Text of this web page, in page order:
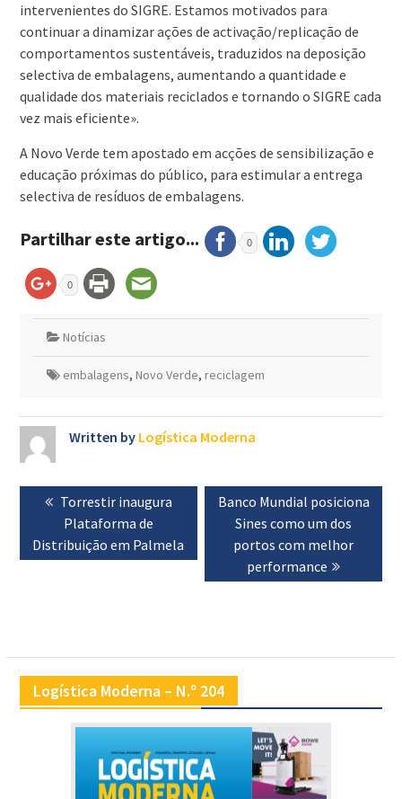
intervenientes do SIGRE. Estamos motivados para
continuar a dinamizar ações de activação/replicação de
comportamentos sustentáveis, traduzidos na deposição
selectiva de embalagens, aumentando a quantidade e
qualidade dos materiais reciclados e tornando o SIGRE cada
vez mais eficiente».
A Novo Verde tem apostado em acções de sensibilização e
educação próximas do público, para estimular a entrega
selectiva de resíduos de embalagens.
Partilhar este artigo... 0
0
Notícias
embalagens, Novo Verde, reciclagem
Written by Logística Moderna
Navegação
artigos
Previous
post:
Torrestir inaugura
Plataforma de
Distribuição em Palmela
Next
post:
Banco Mundial posiciona
Sines como um dos
portos com melhor
performance
Logística Moderna – N.º 204